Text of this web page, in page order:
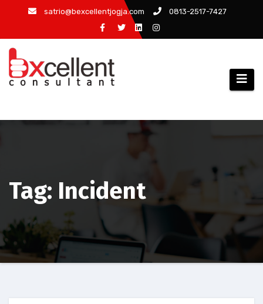
content
satrio@bexcellentjogja.com 0813-2517-7427
Tag: Incident